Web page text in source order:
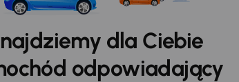
dla Ciebie
odpowiadający